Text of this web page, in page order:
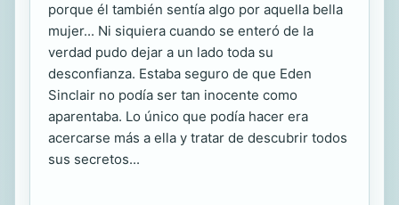
porque él también sentía algo por aquella bella
mujer... Ni siquiera cuando se enteró de la
verdad pudo dejar a un lado toda su
desconfianza. Estaba seguro de que Eden
Sinclair no podía ser tan inocente como
aparentaba. Lo único que podía hacer era
acercarse más a ella y tratar de descubrir todos
sus secretos...